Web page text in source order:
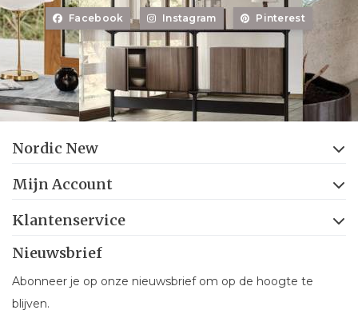
Facebook Instagram Pinterest
Nordic New
Mijn Account
Klantenservice
Nieuwsbrief
Abonneer je op onze nieuwsbrief om op de hoogte te
blijven.